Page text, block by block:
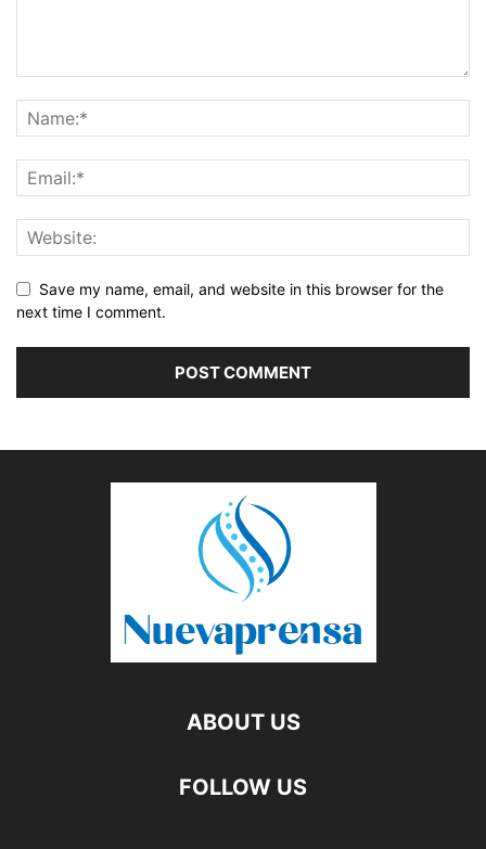
Save my name, email, and website in this browser for the
next time I comment.
ABOUT US
FOLLOW US